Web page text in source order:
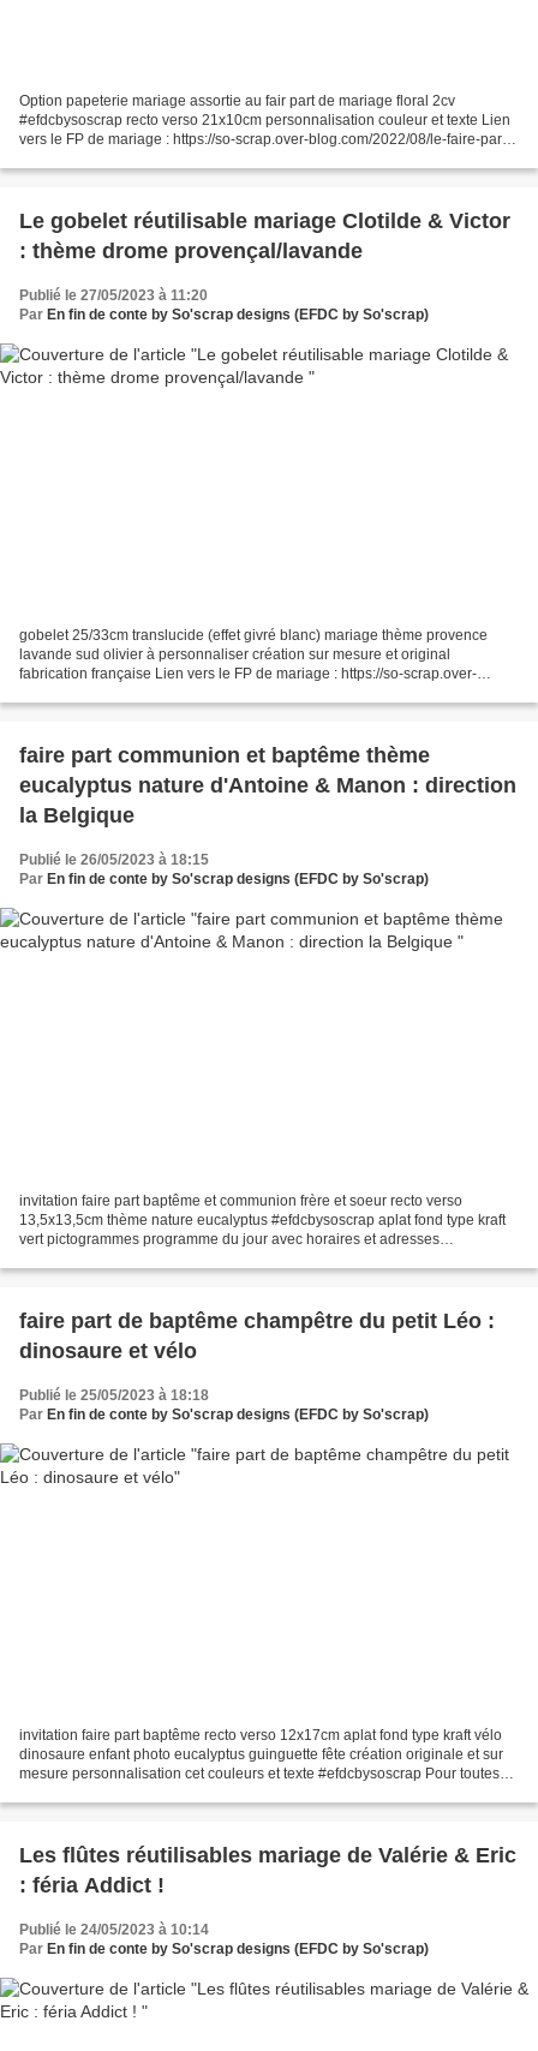
Option papeterie mariage assortie au fair part de mariage floral 2cv
#efdcbysoscrap recto verso 21x10cm personnalisation couleur et texte Lien
vers le FP de mariage : https://so-scrap.over-blog.com/2022/08/le-faire-part-
Le gobelet réutilisable mariage Clotilde & Victor
: thème drome provençal/lavande
Publié le 27/05/2023 à 11:20
Par En fin de conte by So'scrap designs (EFDC by So'scrap)
gobelet 25/33cm translucide (effet givré blanc) mariage thème provence
lavande sud olivier à personnaliser création sur mesure et original
fabrication française Lien vers le FP de mariage : https://so-scrap.over-
faire part communion et baptême thème
eucalyptus nature d'Antoine & Manon : direction
la Belgique
Publié le 26/05/2023 à 18:15
Par En fin de conte by So'scrap designs (EFDC by So'scrap)
invitation faire part baptême et communion frère et soeur recto verso
13,5x13,5cm thème nature eucalyptus #efdcbysoscrap aplat fond type kraft
vert pictogrammes programme du jour avec horaires et adresses
faire part de baptême champêtre du petit Léo :
dinosaure et vélo
Publié le 25/05/2023 à 18:18
Par En fin de conte by So'scrap designs (EFDC by So'scrap)
invitation faire part baptême recto verso 12x17cm aplat fond type kraft vélo
dinosaure enfant photo eucalyptus guinguette fête création originale et sur
mesure personnalisation cet couleurs et texte #efdcbysoscrap Pour toutes
Les flûtes réutilisables mariage de Valérie & Eric
: féria Addict !
Publié le 24/05/2023 à 10:14
Par En fin de conte by So'scrap designs (EFDC by So'scrap)